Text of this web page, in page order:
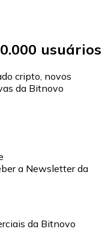
usuários
cripto, novos
da Bitnovo
a Newsletter da
da Bitnovo